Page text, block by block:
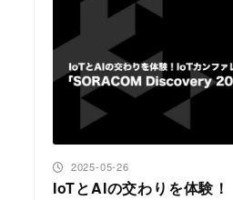
IoTとAIの交わりを体験
投稿日
2025-05-26